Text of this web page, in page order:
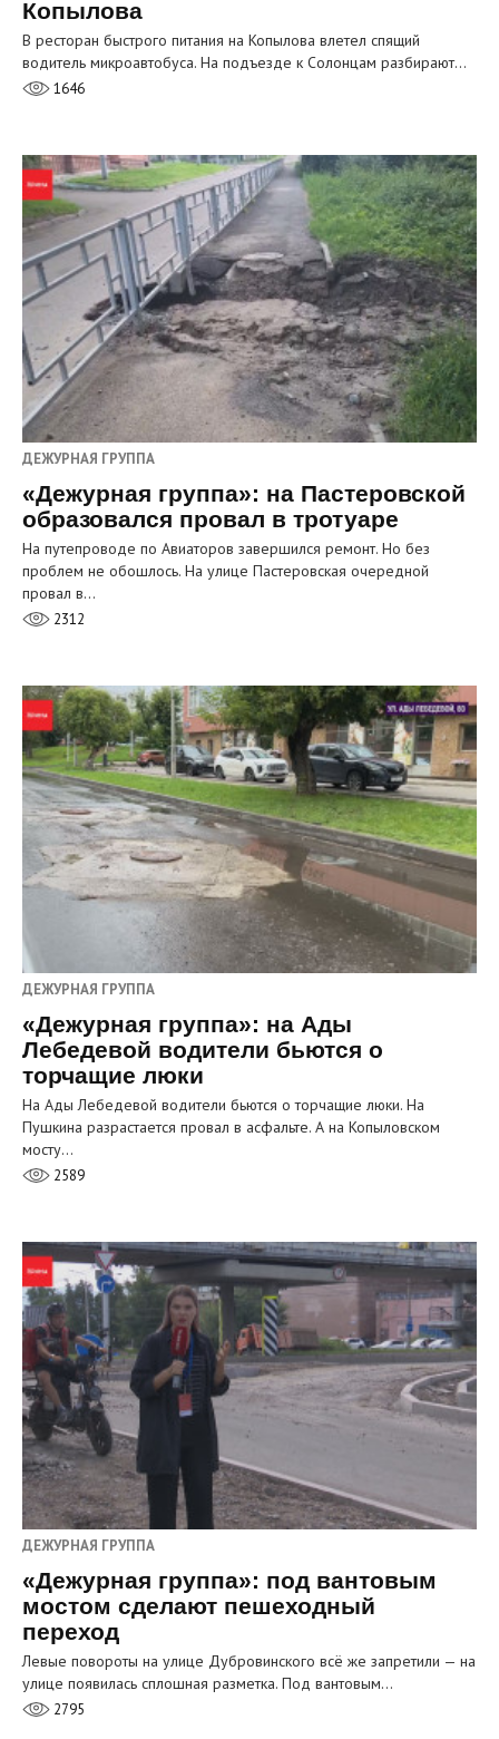
Копылова
В ресторан быстрого питания на Копылова влетел спящий
водитель микроавтобуса. На подъезде к Солонцам разбирают…
1646
ДЕЖУРНАЯ ГРУППА
«Дежурная группа»: на Пастеровской
образовался провал в тротуаре
На путепроводе по Авиаторов завершился ремонт. Но без
проблем не обошлось. На улице Пастеровская очередной
провал в…
2312
ДЕЖУРНАЯ ГРУППА
«Дежурная группа»: на Ады
Лебедевой водители бьются о
торчащие люки
На Ады Лебедевой водители бьются о торчащие люки. На
Пушкина разрастается провал в асфальте. А на Копыловском
мосту…
2589
ДЕЖУРНАЯ ГРУППА
«Дежурная группа»: под вантовым
мостом сделают пешеходный
переход
Левые повороты на улице Дубровинского всё же запретили — на
улице появилась сплошная разметка. Под вантовым…
2795